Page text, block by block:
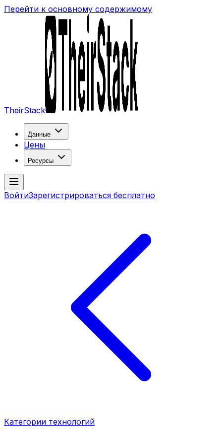
Перейти к основному содержимому
TheirStack
Данные
Цены
Ресурсы
ВойтиЗарегистрироваться бесплатно
Категории технологий